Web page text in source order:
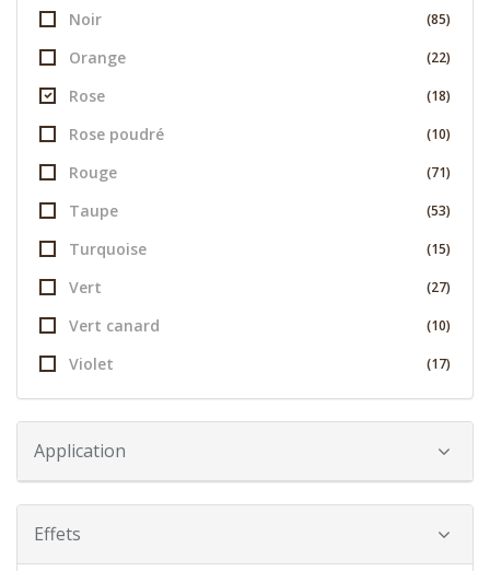
Noir (85)
Orange (22)
Rose (18)
Rose poudré (10)
Rouge (71)
Taupe (53)
Turquoise (15)
Vert (27)
Vert canard (10)
Violet (17)
Application
Effets